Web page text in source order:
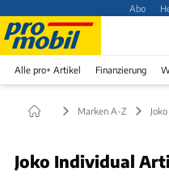
Abo
Alle pro+ Artikel Finanzierung
Marken A-Z Joko
Joko Individual